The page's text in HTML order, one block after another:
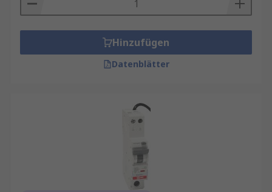
Hinzufügen
Datenblätter